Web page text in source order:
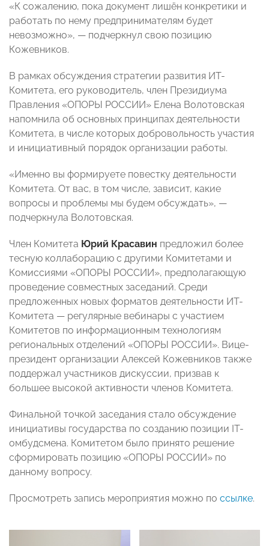
«К сожалению, пока документ лишён конкретики и
работать по нему предпринимателям будет
невозможно», — подчеркнул свою позицию
Кожевников.
В рамках обсуждения стратегии развития ИТ-
Комитета, его руководитель, член Президиума
Правления «ОПОРЫ РОССИИ» Елена Волотовская
напомнила об основных принципах деятельности
Комитета, в числе которых добровольность участия
и инициативный порядок организации работы.
«Именно вы формируете повестку деятельности
Комитета. От вас, в том числе, зависит, какие
вопросы и проблемы мы будем обсуждать», —
подчеркнула Волотовская.
Член Комитета Юрий Красавин предложил более
тесную коллаборацию с другими Комитетами и
Комиссиями «ОПОРЫ РОССИИ», предполагающую
проведение совместных заседаний. Среди
предложенных новых форматов деятельности ИТ-
Комитета — регулярные вебинары с участием
Комитетов по информационным технологиям
региональных отделений «ОПОРЫ РОССИИ». Вице-
президент организации Алексей Кожевников также
поддержал участников дискуссии, призвав к
большее высокой активности членов Комитета.
Финальной точкой заседания стало обсуждение
инициативы государства по созданию позиции IT-
омбудсмена. Комитетом было принято решение
сформировать позицию «ОПОРЫ РОССИИ» по
данному вопросу.
Просмотреть запись мероприятия можно по ссылке.